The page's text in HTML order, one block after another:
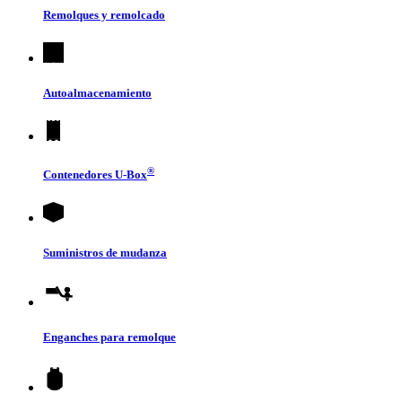
Remolques y remolcado
Autoalmacenamiento
Contenedores U-Box®
Suministros de mudanza
Enganches para remolque